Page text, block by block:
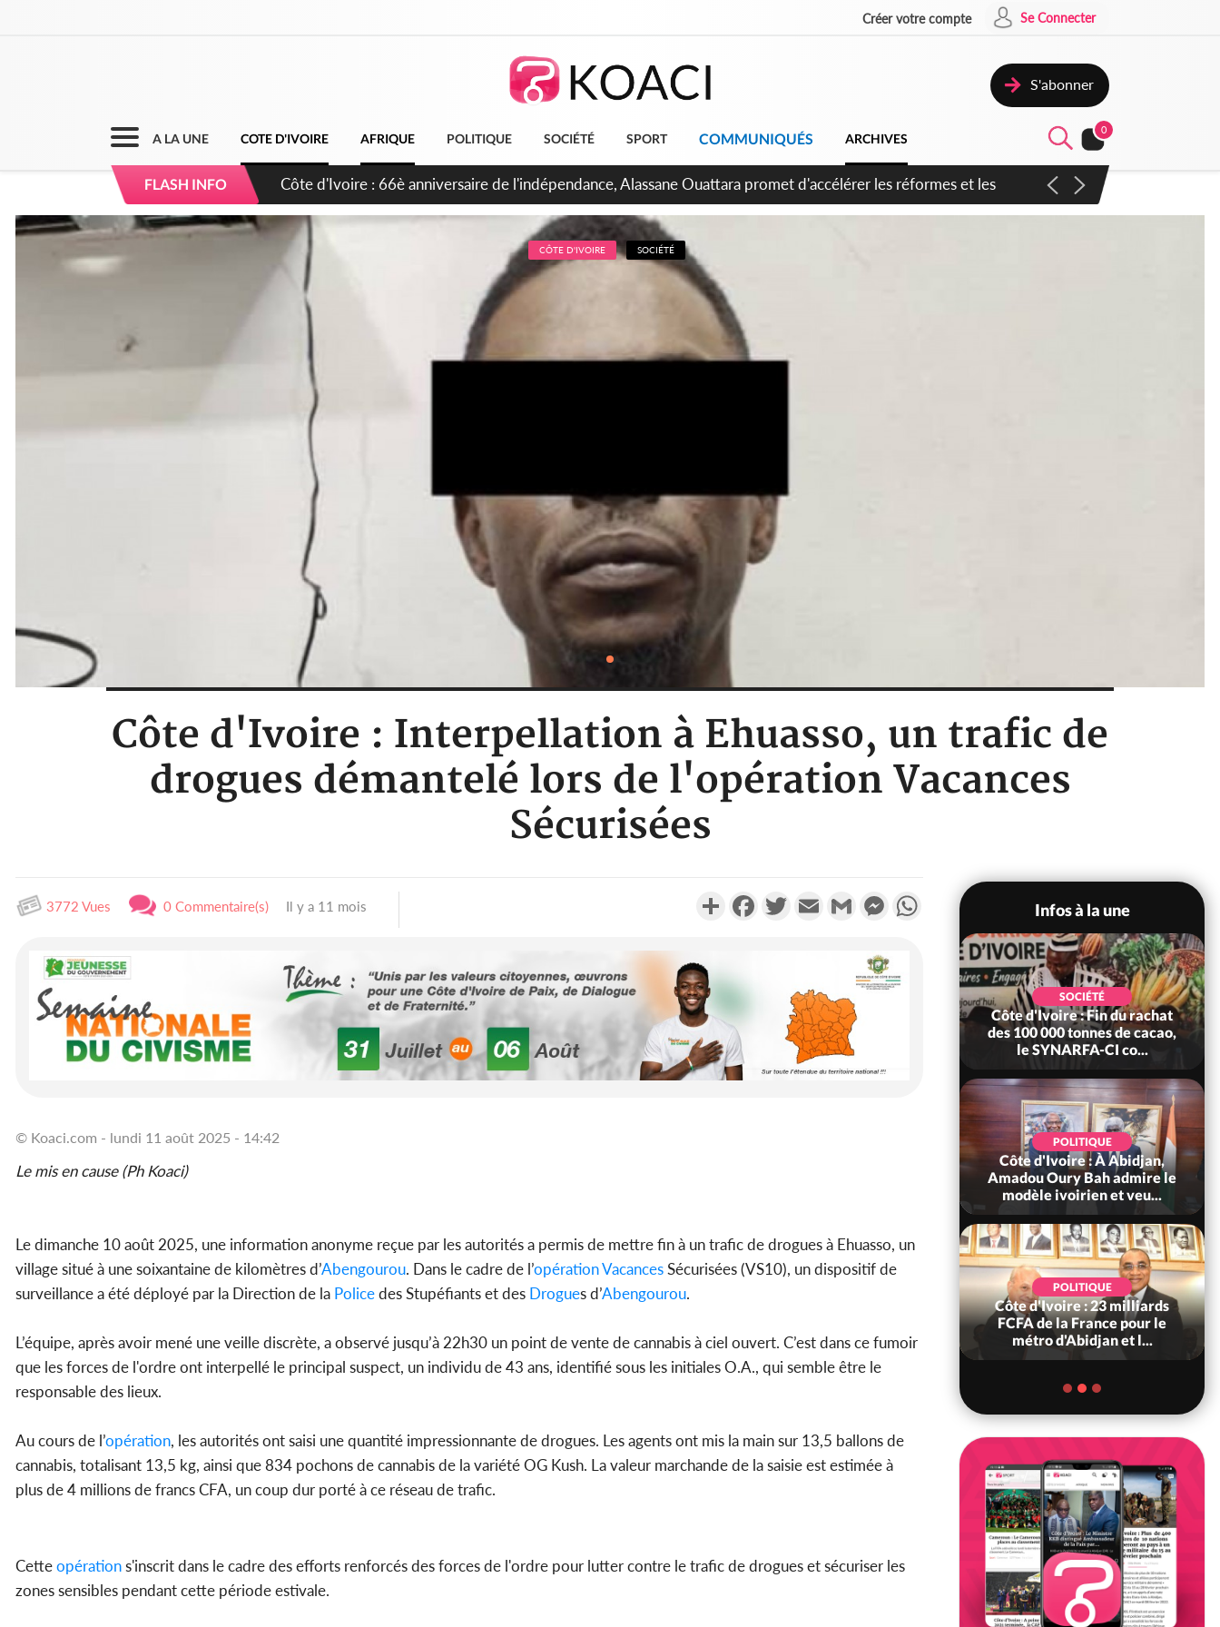
Créer votre compte Se Connecter
S'abonner
A LA UNE COTE D'IVOIRE AFRIQUE POLITIQUE SOCIÉTÉ SPORT COMMUNIQUÉS ARCHIVES
0
FLASH INFO
Côte d'Ivoire : À Abidjan, Amadou Oury Bah admire le modèle ivoirien et veut s'en inspirer pour accélérer le
développement de la Guinée
CÔTE D'IVOIRE SOCIÉTÉ
Côte d'Ivoire : Interpellation à Ehuasso, un trafic de
drogues démantelé lors de l'opération Vacances
Sécurisées
3772 Vues 0 Commentaire(s) Il y a 11 mois PartagerFacebookTwitterEmail Gmail MessengerWhatsApp
© Koaci.com - lundi 11 août 2025 - 14:42
Le mis en cause (Ph Koaci)
Le dimanche 10 août 2025, une information anonyme reçue par les autorités a permis de mettre fin à un trafic de drogues à Ehuasso, un
village situé à une soixantaine de kilomètres d’Abengourou. Dans le cadre de l’opérationVacancesSécurisées (VS10), un dispositif de
surveillance a été déployé par la Direction de la Policedes Stupéfiants et des Drogues d’Abengourou.
L’équipe, après avoir mené une veille discrète, a observé jusqu’à 22h30 un point de vente de cannabis à ciel ouvert. C’est dans ce fumoir
que les forces de l'ordre ont interpellé le principal suspect, un individu de 43 ans, identifié sous les initiales O.A., qui semble être le
responsable des lieux.
Au cours de l’opération, les autorités ont saisi une quantité impressionnante de drogues. Les agents ont mis la main sur 13,5 ballons de
cannabis, totalisant 13,5 kg, ainsi que 834 pochons de cannabis de la variété OG Kush. La valeur marchande de la saisie est estimée à
plus de 4 millions de francs CFA, un coup dur porté à ce réseau de trafic.
Cetteopérations'inscrit dans le cadre des efforts renforcés des forces de l'ordre pour lutter contre le trafic de drogues et sécuriser les
zones sensibles pendant cette période estivale.
Infos à la une
POLITIQUE
Côte d'Ivoire : Fête nationale,
Alassane Ouattara accorde
la grâce à 4 661...
conseiller de Soro a recou...
SOCIÉTÉ
Côte d'Ivoire : Fin du rachat
des 100 000 tonnes de cacao,
le SYNARFA-CI co...
POLITIQUE
Côte d'Ivoire : À Abidjan,
Amadou Oury Bah admire le
modèle ivoirien et veu...
POLITIQUE
Côte d'Ivoire : 23 milliards
FCFA de la France pour le
métro d'Abidjan et l...